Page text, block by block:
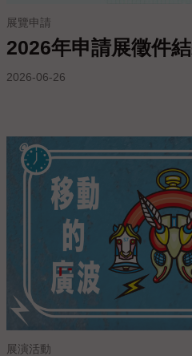
宣
告
線
情
展覽申請
2026年申請展徵件
2026-06-26
展演活動